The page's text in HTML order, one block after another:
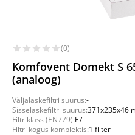
(0)
Komfovent Domekt S
(analoog)
Väljalaskefiltri suurus:-
Sisselaskefiltri suurus:371x235x46
Filtriklass (EN779):F7
Filtri kogus komplektis:1 filter